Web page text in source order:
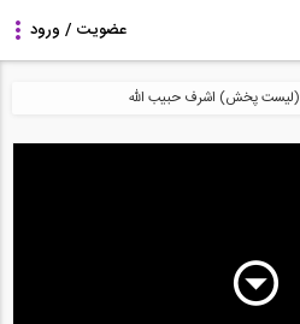
(لیست پخش) اشرف حبیب الله